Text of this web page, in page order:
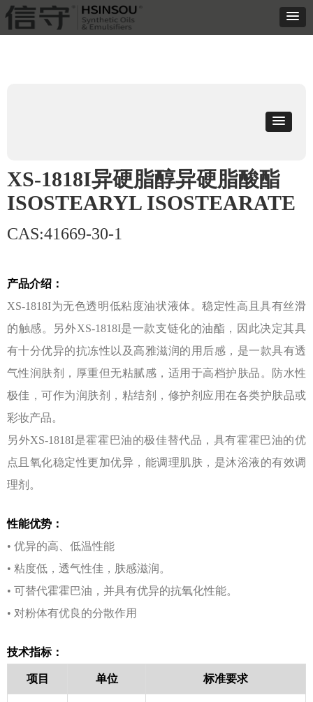
XS-1818I异硬脂醇异硬脂酸酯
ISOSTEARYL ISOSTEARATE
CAS:41669-30-1
产品介绍：
XS-1818I为⽆⾊透明低粘度油状液体。稳定性⾼且具有丝滑
的触感。另外XS-1818I是⼀款⽀链化的油酯，因此决定其具
有⼗分优异的抗冻性以及⾼雅滋润的⽤后感，是⼀款具有透
⽓性润肤剂，厚重但⽆粘腻感，适⽤于⾼档护肤品。防⽔性
极佳，可作为润肤剂，粘结剂，修护剂应⽤在各类护肤品或
彩妆产品。
另外XS-1818I是霍霍巴油的极佳替代品，具有霍霍巴油的优
点且氧化稳定性更加优异，能调理肌肤，是沐浴液的有效调
理剂。
性能优势：
• 优异的⾼、低温性能
• 粘度低，透⽓性佳，肤感滋润。
• 可替代霍霍巴油，并具有优异的抗氧化性能。
• 对粉体有优良的分散作⽤
技术指标：
项⽬ 单位 标准要求